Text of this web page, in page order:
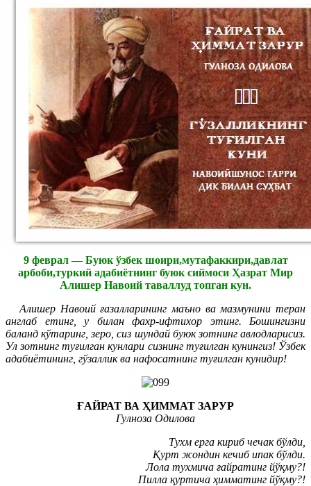
9 феврал — Буюк ўзбек шоири,мутафаккири,давлат
арбоби,туркий адабиётнинг буюк сиймоси Ҳазрат Мир
Алишер Навоий таваллуд топган кун.
Алишер Навоий ғазалларининг маъно ва мазмунини теран
англаб етинг, у билан фахр-ифтихор этинг. Бошингизни
баланд кўтаринг, зеро, сиз шундай буюк зотнинг авлодларисиз.
Ул зотнинг туғилган кунлари сизнинг туғилган кунингиз! Ўзбек
адабиётининг, гўзаллик ва нафосатнинг туғилган кунидир!
ҒАЙРАТ ВА ҲИММАТ ЗАРУР
Гулноза Одилова
Тухм ерга кириб чечак бўлди,
Қурт жондин кечиб ипак бўлди.
Лола тухмича ғайратинг йўқму?!
Пилла қуртича ҳимматинг йўқму?!